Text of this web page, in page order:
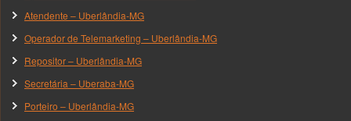
Atendente – Uberlândia-MG
Operador de Telemarketing – Uberlândia-MG
Repositor – Uberlândia-MG
Secretária – Uberaba-MG
Porteiro – Uberlândia-MG